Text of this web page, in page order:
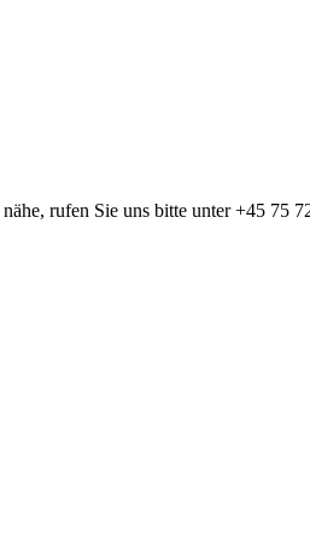
rufen Sie uns bitte unter +45 75